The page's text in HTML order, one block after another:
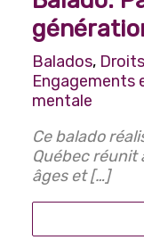
Routine
Santé et
Santé mentale
Balados,
Engagements
mentale
Ce balado
Québec réunit
âges et […]